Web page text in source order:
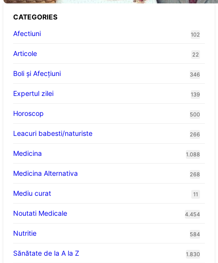
CATEGORIES
Afectiuni
102
Articole 22
Boli și Afecțiuni 346
Expertul zilei 139
Horoscop 500
Leacuri babesti/naturiste 266
Medicina 1.088
Medicina Alternativa 268
Mediu curat 11
Noutati Medicale 4.454
Nutritie 584
Sănătate de la A la Z 1.830